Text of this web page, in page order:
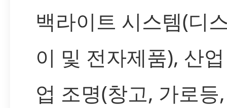
백라이트 시스템(디
이 및 전자제품), 산
업 조명(창고, 가로등